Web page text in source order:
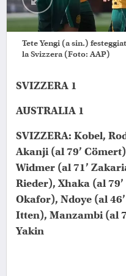
Tete Yengi (a sin.)
la Svizzera (Foto: AAP)
SVIZZERA 1
AUSTRALIA 1
SVIZZERA: Kobel,
Akanji (al 79’
Widmer (al 71’
Rieder), Xhaka (al
Okafor), Ndoye (al
Itten), Manzambi (al
Yakin